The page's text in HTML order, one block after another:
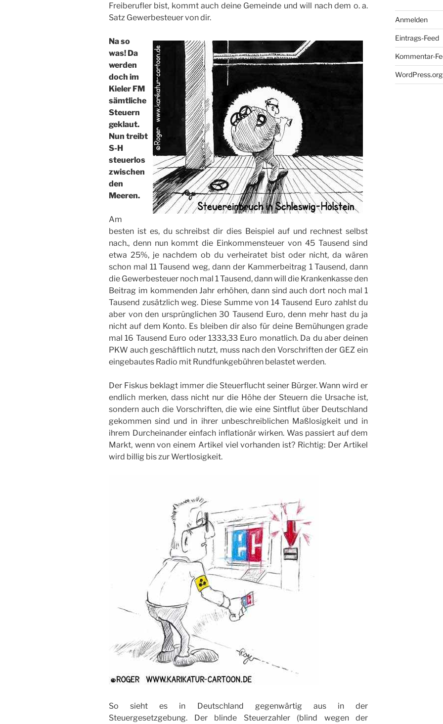
Freiberufler bist, kommt auch deine Gemeinde und will nach dem o. a.
Satz Gewerbesteuer von dir.
Na so
was! Da
werden
doch im
Kieler FM
sämtliche
Steuern
geklaut.
Nun treibt
S-H
steuerlos
zwischen
den
Meeren.
Am
besten ist es, du schreibst dir dies Beispiel auf und rechnest selbst
nach., denn nun kommt die Einkommensteuer von 45 Tausend sind
etwa 25%, je nachdem ob du verheiratet bist oder nicht, da wären
schon mal 11 Tausend weg, dann der Kammerbeitrag 1 Tausend, dann
die Gewerbesteuer noch mal 1 Tausend, dann will die Krankenkasse den
Beitrag im kommenden Jahr erhöhen, dann sind auch dort noch mal 1
Tausend zusätzlich weg. Diese Summe von 14 Tausend Euro zahlst du
aber von den ursprünglichen 30 Tausend Euro, denn mehr hast du ja
nicht auf dem Konto. Es bleiben dir also für deine Bemühungen grade
mal 16 Tausend Euro oder 1333,33 Euro monatlich. Da du aber deinen
PKW auch geschäftlich nutzt, muss nach den Vorschriften der GEZ ein
eingebautes Radio mit Rundfunkgebühren belastet werden.
Der Fiskus beklagt immer die Steuerflucht seiner Bürger. Wann wird er
endlich merken, dass nicht nur die Höhe der Steuern die Ursache ist,
sondern auch die Vorschriften, die wie eine Sintflut über Deutschland
gekommen sind und in ihrer unbeschreiblichen Maßlosigkeit und in
ihrem Durcheinander einfach inflationär wirken. Was passiert auf dem
Markt, wenn von einem Artikel viel vorhanden ist? Richtig: Der Artikel
wird billig bis zur Wertlosigkeit.
So sieht es in Deutschland gegenwärtig aus in der
Steuergesetzgebung. Der blinde Steuerzahler (blind wegen der
Anmelden
Eintrags-Feed
Kommentar-
WordPress.org